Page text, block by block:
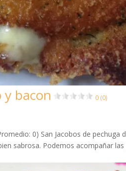
y bacon 0 (0)
0) San Jacobos de pechuga
sabrosa. Podemos acompañar